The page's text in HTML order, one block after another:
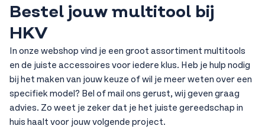
Bestel jouw multitool bij
HKV
In onze webshop vind je een groot assortiment multitools
en de juiste accessoires voor iedere klus. Heb je hulp nodig
bij het maken van jouw keuze of wil je meer weten over een
specifiek model? Bel of mail ons gerust, wij geven graag
advies. Zo weet je zeker dat je het juiste gereedschap in
huis haalt voor jouw volgende project.